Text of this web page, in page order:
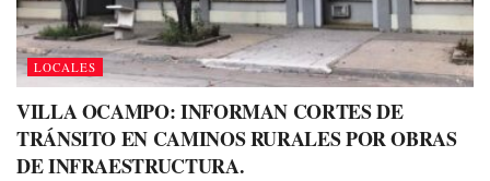
LOCALES
VILLA OCAMPO: INFORMAN CORTES DE
TRÁNSITO EN CAMINOS RURALES POR OBRAS
DE INFRAESTRUCTURA.